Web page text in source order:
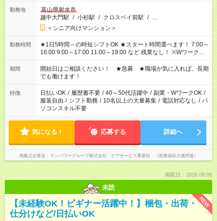
勤務地
富山県射水市
越中大門駅 / 小杉駅 / クロスベイ前駅 / …
＜シニア向けマンション＞
勤務時間
★1日5時間～の時短シフトOK ★スタート時間選べます！ 7:00～
16:00 9:00～17:00 11:00～19:00 など 残業なし！ ※Wワークの
場合、他のお仕事と合わせ週40時間超の就業はご案内できませ
ん ※法令に基づき、週20時間以上勤務は社会保険への加入対象
となります ※労働者派遣法（日雇い派遣の原則禁止）により、
短時間・短期間の就業はご案内が難しい場合があります
期間
開始日はご相談ください！ ★急募 ★職場が気に入れば、長期
でも働けます！
特徴 日払いOK / 履歴書不要 / 40～50代活躍中 / 副業・WワークOK /
服装自由 / シフト勤務 / 10名以上の大量募集 / 電話対応なし / パ
ソコンスキル不要
気になる！ 応募する 詳細へ
掲載元企業名 マンパワーグループ株式会社 ケアサービス事業部 （医療福祉介護関連）
掲載日：2026.08.05
未読
NEW
【未経験OK！ビギナー活躍中！】梱包・出荷・
仕分けなど/日払いOK